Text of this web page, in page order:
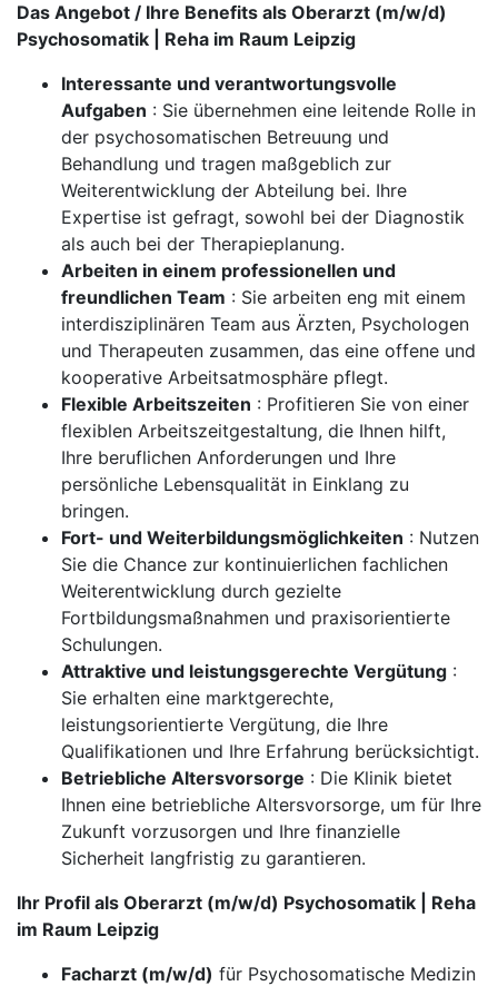
Das Angebot / Ihre Benefits als Oberarzt (m/w/d)
Psychosomatik | Reha im Raum Leipzig
Interessante und verantwortungsvolle
Aufgaben : Sie übernehmen eine leitende Rolle in
der psychosomatischen Betreuung und
Behandlung und tragen maßgeblich zur
Weiterentwicklung der Abteilung bei. Ihre
Expertise ist gefragt, sowohl bei der Diagnostik
als auch bei der Therapieplanung.
Arbeiten in einem professionellen und
freundlichen Team : Sie arbeiten eng mit einem
interdisziplinären Team aus Ärzten, Psychologen
und Therapeuten zusammen, das eine offene und
kooperative Arbeitsatmosphäre pflegt.
Flexible Arbeitszeiten : Profitieren Sie von einer
flexiblen Arbeitszeitgestaltung, die Ihnen hilft,
Ihre beruflichen Anforderungen und Ihre
persönliche Lebensqualität in Einklang zu
bringen.
Fort- und Weiterbildungsmöglichkeiten : Nutzen
Sie die Chance zur kontinuierlichen fachlichen
Weiterentwicklung durch gezielte
Fortbildungsmaßnahmen und praxisorientierte
Schulungen.
Attraktive und leistungsgerechte Vergütung :
Sie erhalten eine marktgerechte,
leistungsorientierte Vergütung, die Ihre
Qualifikationen und Ihre Erfahrung berücksichtigt.
Betriebliche Altersvorsorge : Die Klinik bietet
Ihnen eine betriebliche Altersvorsorge, um für Ihre
Zukunft vorzusorgen und Ihre finanzielle
Sicherheit langfristig zu garantieren.
Ihr Profil als Oberarzt (m/w/d) Psychosomatik | Reha
im Raum Leipzig
Facharzt (m/w/d) für Psychosomatische Medizin